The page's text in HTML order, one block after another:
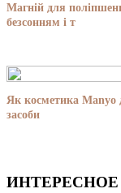
Магній для
безсонням і т
Як косметика Manyo
засоби
ИНТЕРЕСНОЕ